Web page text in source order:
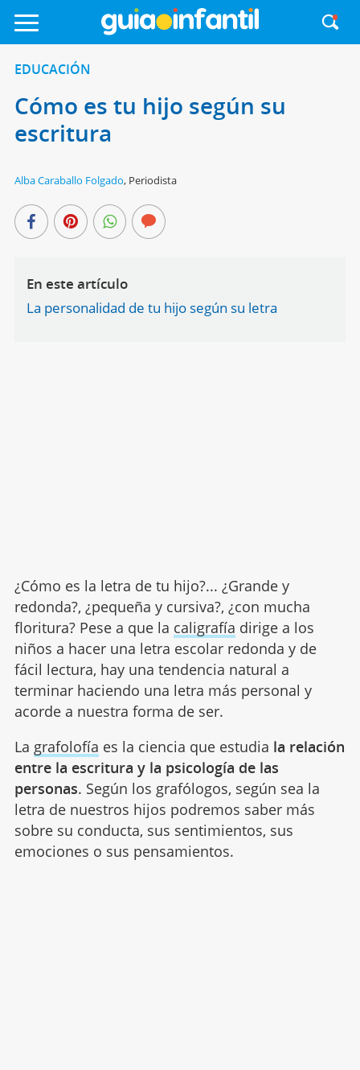
EDUCACIÓN
Cómo es tu hijo según su
escritura
Alba Caraballo Folgado, Periodista
En este artículo
La personalidad de tu hijo según su letra
¿Cómo es la letra de tu hijo?... ¿Grande y
redonda?, ¿pequeña y cursiva?, ¿con mucha
floritura? Pese a que la caligrafía dirige a los
niños a hacer una letra escolar redonda y de
fácil lectura, hay una tendencia natural a
terminar haciendo una letra más personal y
acorde a nuestra forma de ser.
La grafolofía es la ciencia que estudia la relación
entre la escritura y la psicología de las
personas. Según los grafólogos, según sea la
letra de nuestros hijos podremos saber más
sobre su conducta, sus sentimientos, sus
emociones o sus pensamientos.